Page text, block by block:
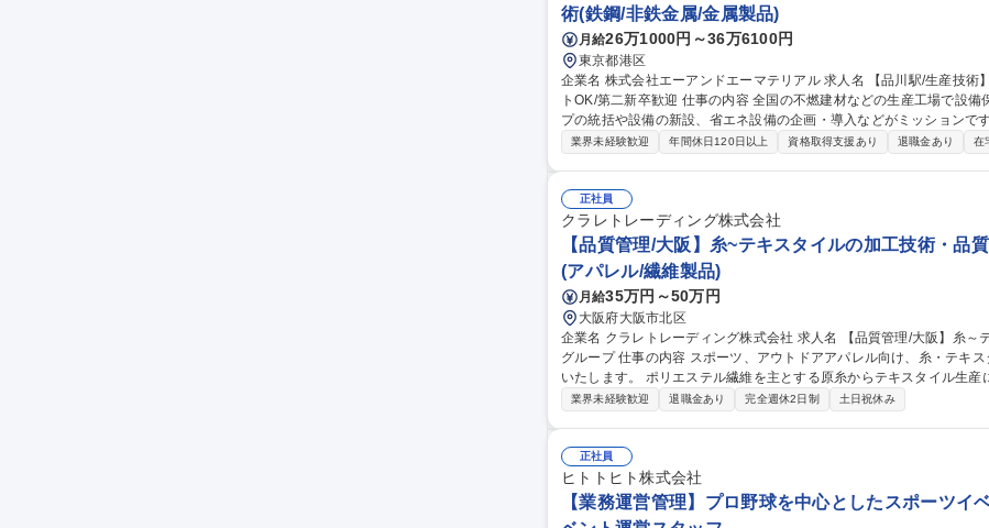
術(鉄鋼/非鉄金属/金属製品)
月給26万1000円～36万6100円
東京都港区
企業名 株式会社エーアンドエーマテリアル 求人名 【品川駅/生産技術】◆設備導入企画担当◆年休127日/リモー
トOK/第二新卒歓迎 仕事の内容 全国の不燃建材などの生産工場で設備保全・生産管理等を行っている生産グルー
プの統括や設備の新設、省エネ設備の企画・導入などがミッションです。
的には】工事や設備リニューアルの審査・稟議対応／新しい省エネ・
◆設備導入企画担当◆年休127日/リモートOK/第二新卒歓迎
業界未経験歓迎 年間休日120日以上 資格取得支援あり 退職金あり 在
正社員
クラレトレーディング株式会社
【品質管理/大阪】糸~テキスタイルの加工技術・品
(アパレル/繊維製品)
月給35万円～50万円
大阪府大阪市北区
企業名 クラレトレーディング株式会社 求人名 【品質管理/大阪】糸～テキスタイルの加工技術・品質管理/クラレ
グループ 仕事の内容 スポーツ、アウトドアアパレル向け、糸・テキスタイルの加工技術・品質管理業務をお任せ
いたします。 ポリエステル繊維を主とする原糸からテキスタイル生産において、フィラメント原糸、仮撚り、紡
績、織、編、染などの協力外注工場と連携し、加工技術対応や品質管
業界未経験歓迎 退職金あり 完全週休2日制 土日祝休み
正社員
ヒトトヒト株式会社
【業務運営管理】プロ野球を中心としたスポーツイ